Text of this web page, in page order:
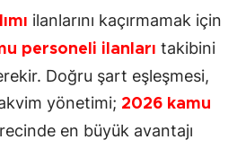
ilanlarını kaçırmamak için
personeli ilanları takibini
Doğru şart eşleşmesi,
yönetimi; 2026 kamu
en büyük avantajı